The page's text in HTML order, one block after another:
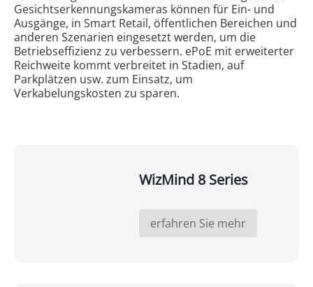
Gesichtserkennungskameras können für Ein- und
Ausgänge, in Smart Retail, öffentlichen Bereichen und
anderen Szenarien eingesetzt werden, um die
Betriebseffizienz zu verbessern. ePoE mit erweiterter
Reichweite kommt verbreitet in Stadien, auf
Parkplätzen usw. zum Einsatz, um
Verkabelungskosten zu sparen.
WizMind 8 Series
erfahren Sie mehr